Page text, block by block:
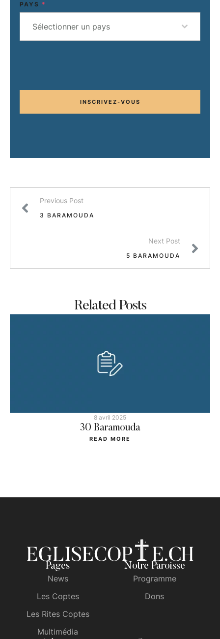
PAYS *
Sélectionner un pays
INSCRIVEZ-VOUS
Previous Post
3 BARAMOUDA
Next Post
5 BARAMOUDA
Related Posts
8 avril 2025
30 Baramouda
READ MORE
Pages
News
Les Coptes
Les Rites Coptes
Multimédia
Notre Paroisse
Programme
Dons